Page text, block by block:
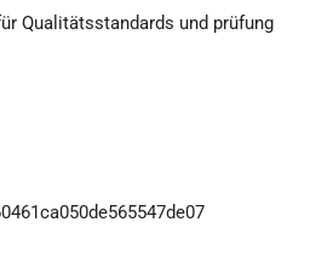
Qualitätsstandards und prüfung